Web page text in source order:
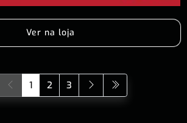
Ver na loja
1 2 3